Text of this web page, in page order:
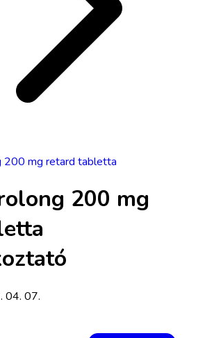
200 mg retard tabletta
200 mg
04. 07.